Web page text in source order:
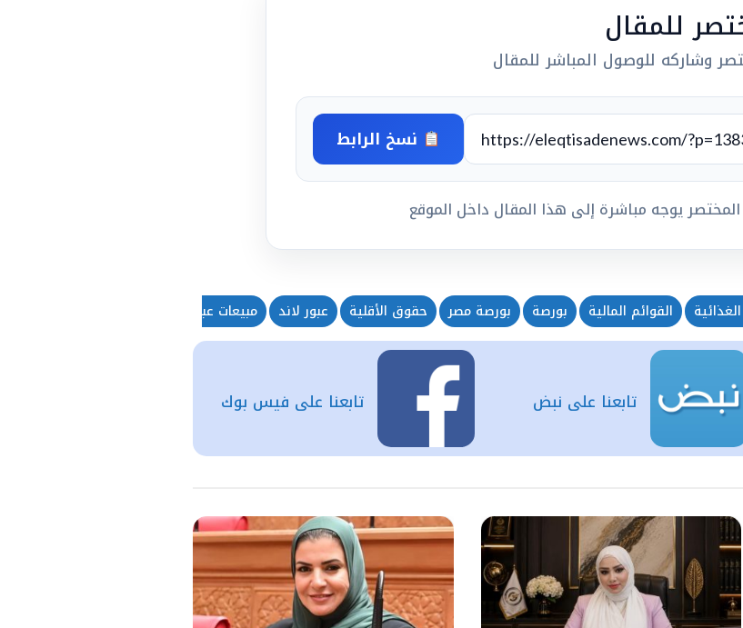
للمقال
وشاركه للوصول المباشر للمقال
نسخ الرابط
المختصر يوجه مباشرة إلى هذا المقال داخل الموقع
القوائم المالية بورصة بورصة مصر حقوق الأقلية عبور لاند مبيعات عبور لاند
تابعنا على فيس بوك تابعنا على نبض